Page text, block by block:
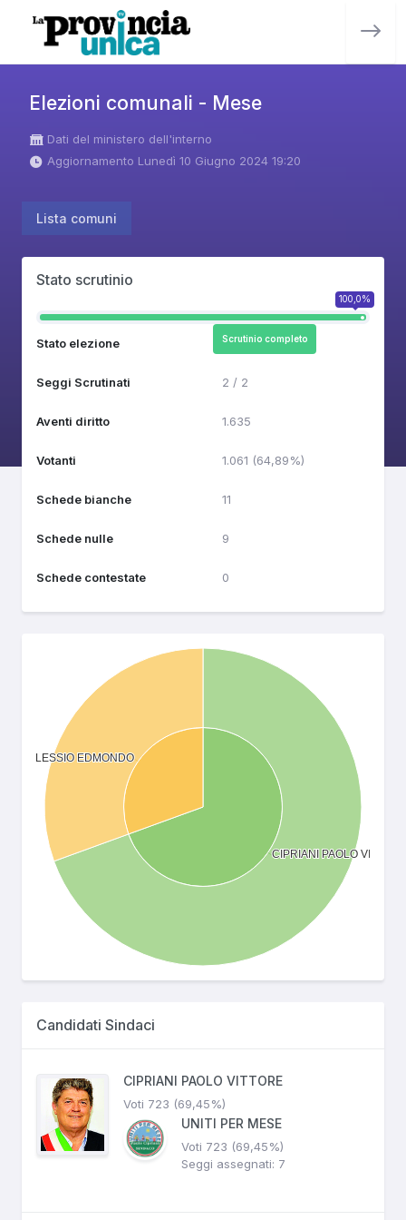
Elezioni comunali - Mese
Dati del ministero dell'interno
Aggiornamento Lunedì 10 Giugno 2024 19:20
Lista comuni
Stato scrutinio
100,0%
Stato elezione Scrutinio completo
Seggi Scrutinati 2 / 2
Aventi diritto 1.635
Votanti 1.061 (64,89%)
Schede bianche 11
Schede nulle 9
Schede contestate 0
Candidati Sindaci
CIPRIANI PAOLO VITTORE
Voti 723 (69,45%)
UNITI PER MESE
Voti 723 (69,45%)
Seggi assegnati: 7